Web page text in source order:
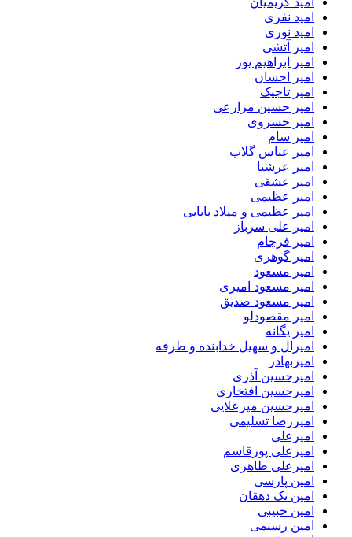
امید نفری
امید نوری
امیر آتشی
امیر ابراهیم پور
امیر احسان
امیر تاجیک
امیر حسین مزارعی
امیر خسروی
امیر سام
امیر عباس گلاب
امیر عرشیا
امیر عشقی
امیر عظیمی
امیر عظیمی و میلاد بابایی
امیر علی سرباز
امیر فرجام
امیر گوهری
امیر مسعود
امیر مسعود امیری
امیر مسعود صدیق
امیر مقصودلو
امیر یگانه
امیرال و سهیل خدابنده و طرفه
امیربهادر
امیرحسین آذری
امیرحسین افتخاری
امیرحسین میرعلایی
امیررضا تسلیمی
امیرعلی
امیرعلی پورقاسم
امیرعلی طاهری
امین پارسی
امین تک دهقان
امین حبیبی
امین رستمی